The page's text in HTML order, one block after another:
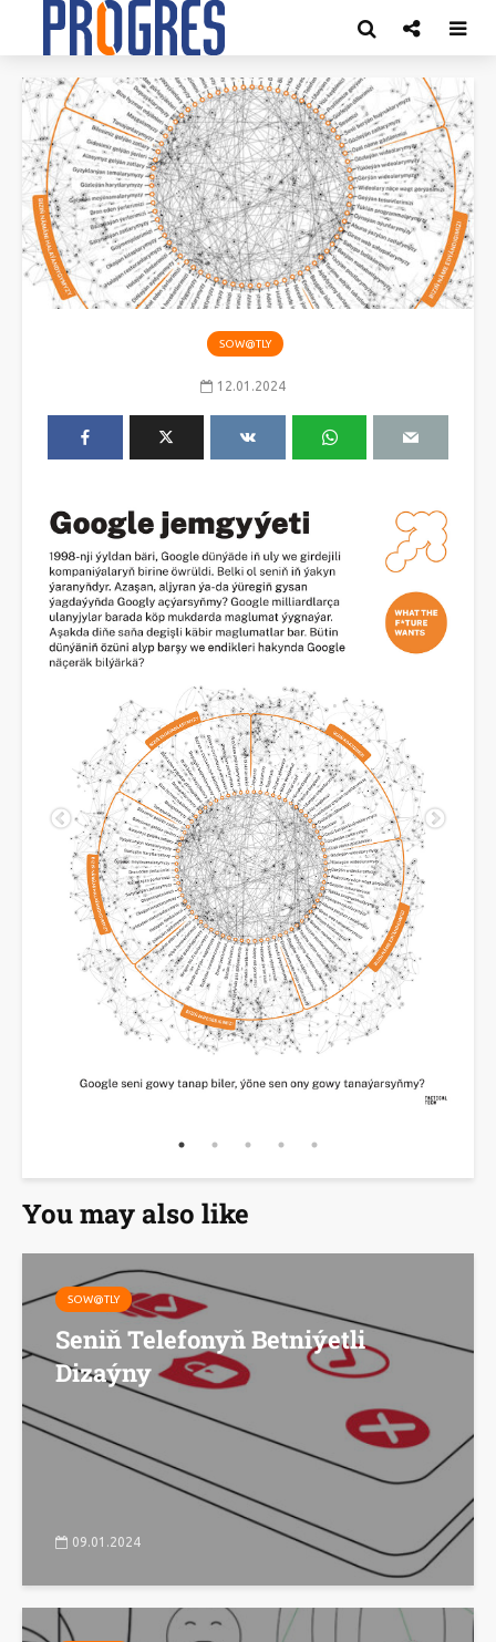
SOW@TLY
12.01.2024
You may also like
SOW@TLY
Seniň Telefonyň Betniýetli
Dizaýny
09.01.2024